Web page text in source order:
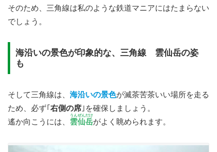
そのため、三角線は私のような鉄道マニアにはたまらない
でしょう。
海沿いの景色が印象的な、三角線 雲仙岳の姿
も
そして三角線は、 海沿いの景色が滅茶苦茶いい場所を走る
ため、必ず｢ 右側の席 ｣を確保しましょう。
遙か向こうには、 雲仙岳
うんぜんだけ
がよく眺められます。